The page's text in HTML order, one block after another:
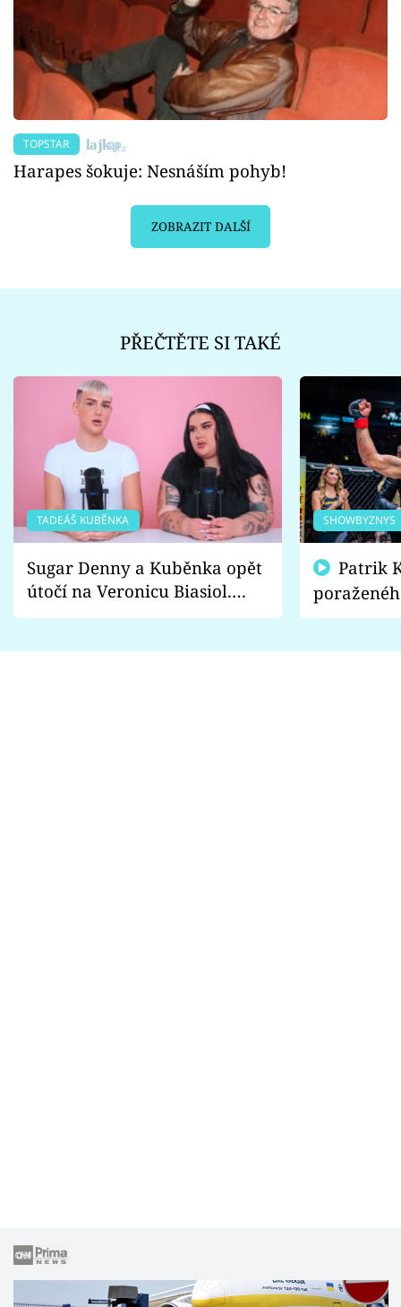
TOPSTAR
Harapes šokuje: Nesnáším pohyb!
ZOBRAZIT DALŠÍ
PŘEČTĚTE SI TAKÉ
TADEÁŠ KUBĚNKA
Sugar Denny a Kuběnka opět
útočí na Veronicu Biasiol.
Proč je podle nich falešná a
SHOWBYZNYS
fanoušci